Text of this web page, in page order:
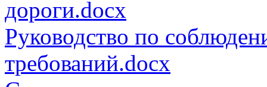
дороги.docx
Руководство по
требований.docx